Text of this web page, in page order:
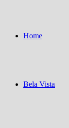
Home
Bela Vista